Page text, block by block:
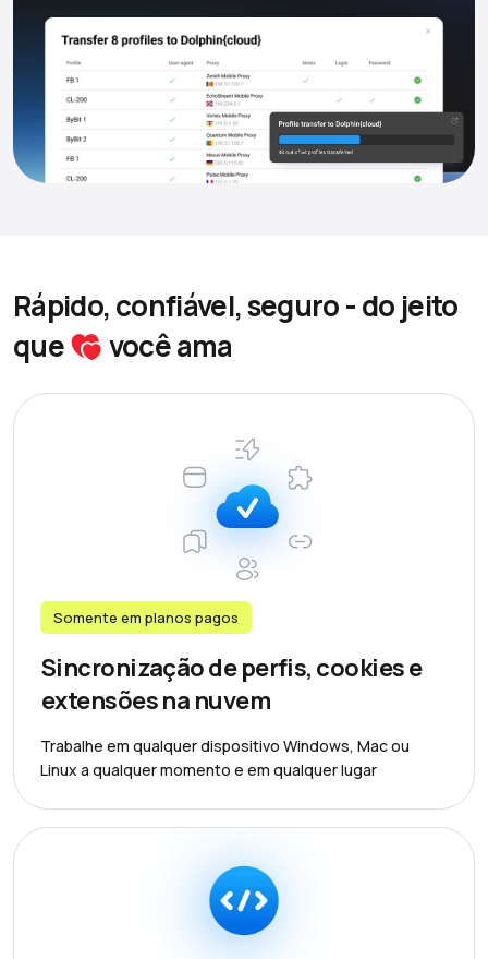
Rápido, confiável, seguro - do jeito
que
você ama
Somente em planos pagos
Sincronização de perfis, cookies e
extensões na nuvem
Trabalhe em qualquer dispositivo Windows, Mac ou
Linux a qualquer momento e em qualquer lugar